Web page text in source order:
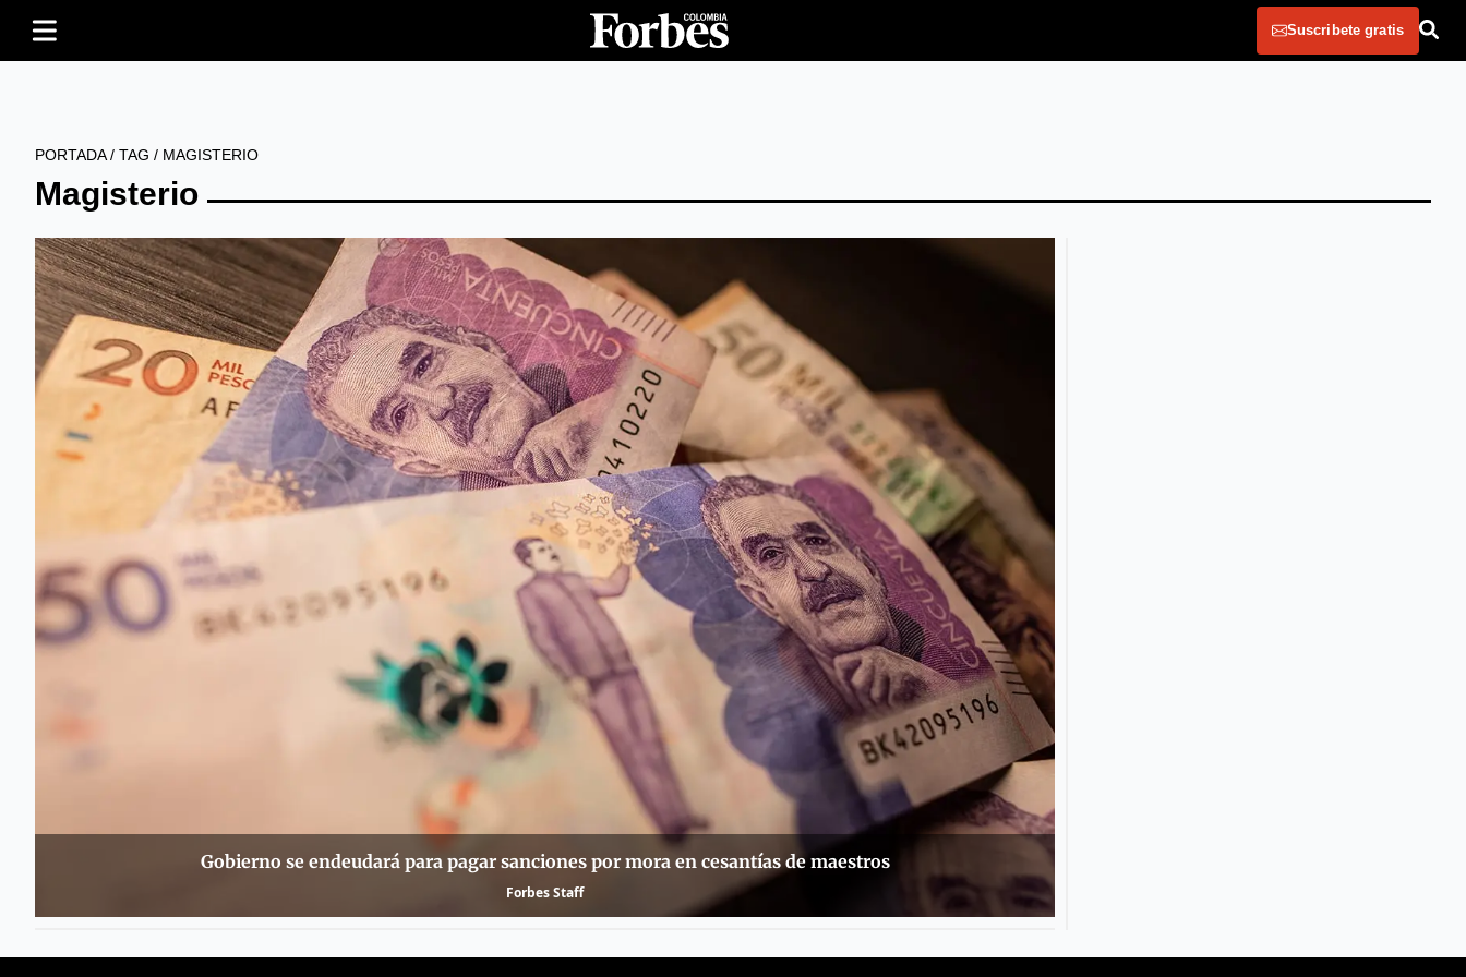
Suscribete gratis
PORTADA/ TAG / MAGISTERIO
Magisterio
Gobierno se endeudará para pagar sanciones por mora en cesantías de maestros
Forbes Staff